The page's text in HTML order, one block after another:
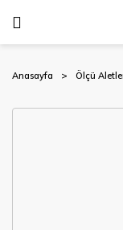
Anasayfa Ölçü